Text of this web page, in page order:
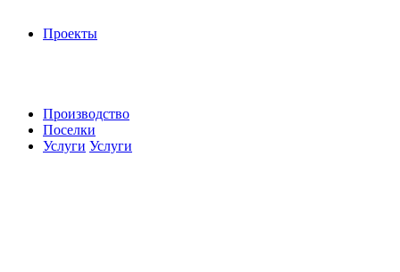
Проекты
Производство
Поселки
Услуги Услуги